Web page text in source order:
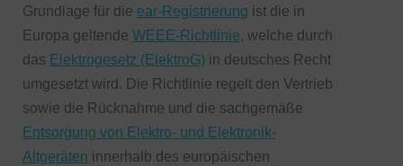
Grundlage für die ear-Registrierung ist die in
Europa geltende WEEE-Richtlinie, welche durch
das Elektrogesetz (ElektroG) in deutsches Recht
umgesetzt wird. Die Richtlinie regelt den Vertrieb
sowie die Rücknahme und die sachgemäße
Entsorgung von Elektro- und Elektronik-
Altgeräten innerhalb des europäischen